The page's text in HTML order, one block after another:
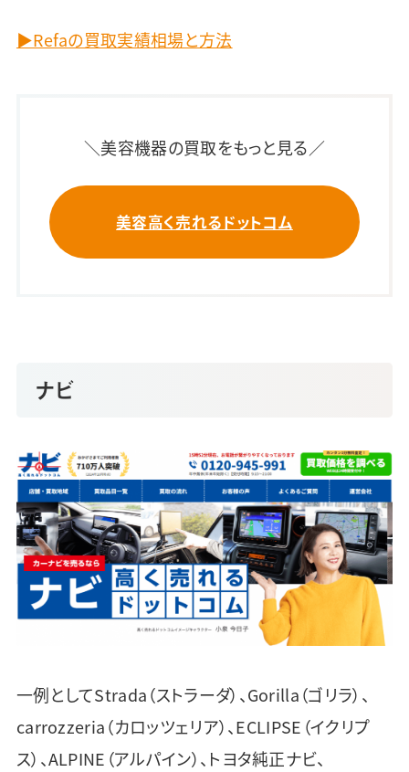
▶Refaの買取実績相場と方法
＼美容機器の買取をもっと見る／
美容高く売れるドットコム
ナビ
一例としてStrada（ストラーダ）、Gorilla（ゴリラ）、
carrozzeria（カロッツェリア）、ECLIPSE（イクリプ
ス）、ALPINE（アルパイン）、トヨタ純正ナビ、